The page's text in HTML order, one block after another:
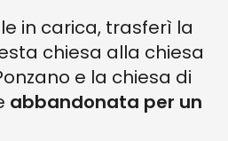
in carica, trasferì la
chiesa alla chiesa
e la chiesa di
abbandonata per un